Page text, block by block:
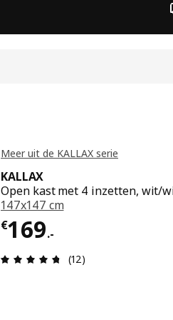
Meer uit de KALLAX serie
KALLAX
Open kast met 4 inzetten, wit/
147x147 cm
€169.-
Prijs € 169.-
Review: 4.7 van 5
(12)